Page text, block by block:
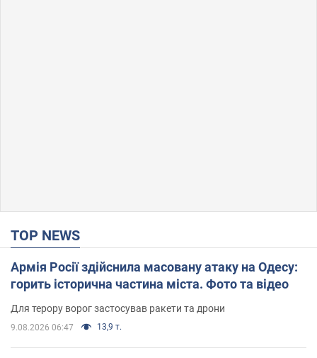
TOP NEWS
Армія Росії здійснила масовану атаку на Одесу:
горить історична частина міста. Фото та відео
Для терору ворог застосував ракети та дрони
9.08.2026 06:47 13,9 т.